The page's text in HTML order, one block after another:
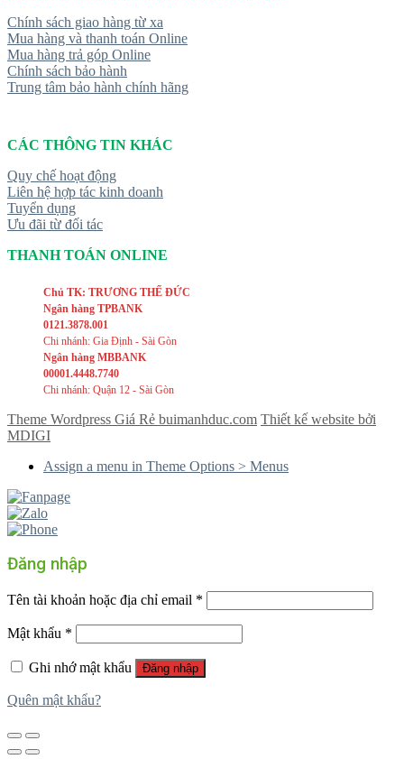
Chính sách giao hàng từ xa
Mua hàng và thanh toán Online
Mua hàng trả góp Online
Chính sách bảo hành
Trung tâm bảo hành chính hãng
CÁC THÔNG TIN KHÁC
Quy chế hoạt động
Liên hệ hợp tác kinh doanh
Tuyển dụng
Ưu đãi từ đối tác
THANH TOÁN ONLINE
Chủ TK: TRƯƠNG THẾ ĐỨC
Ngân hàng TPBANK
0121.3878.001
Chi nhánh: Gia Định - Sài Gòn
Ngân hàng MBBANK
00001.4448.7740
Chi nhánh: Quận 12 - Sài Gòn
Theme Wordpress Giá Rẻ buimanhduc.com Thiết kế website bởi
MDIGI
Assign a menu in Theme Options > Menus
Đăng nhập
Tên tài khoản hoặc địa chỉ email *
Mật khẩu *
Ghi nhớ mật khẩu Đăng nhập
Quên mật khẩu?